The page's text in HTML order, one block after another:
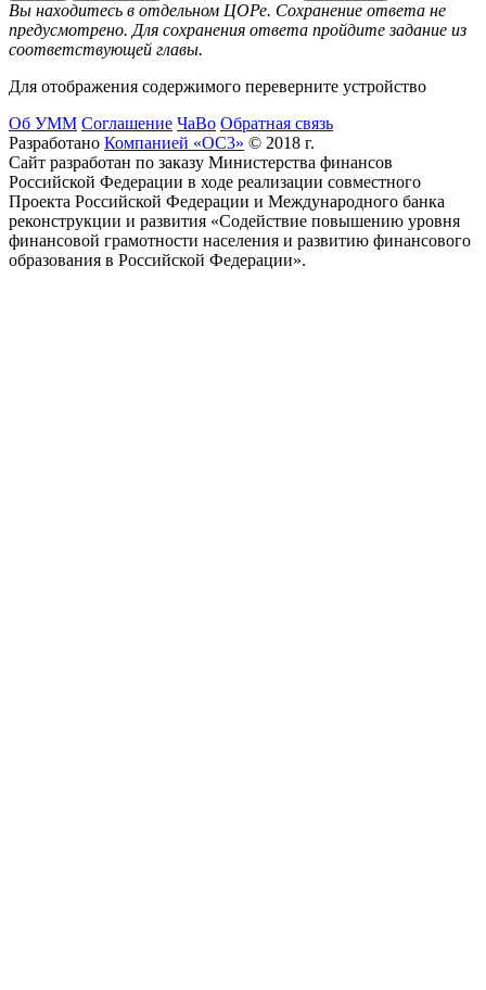
Вы находитесь в отдельном ЦОРе. Сохранение ответа не
предусмотрено. Для сохранения ответа пройдите задание из
соответствующей главы.
Для отображения содержимого переверните устройство
Об УММ Соглашение ЧаВо Обратная связь
Разработано Компанией «ОС3» © 2018 г.
Сайт разработан по заказу Министерства финансов
Российской Федерации в ходе реализации совместного
Проекта Российской Федерации и Международного банка
реконструкции и развития «Содействие повышению уровня
финансовой грамотности населения и развитию финансового
образования в Российской Федерации».